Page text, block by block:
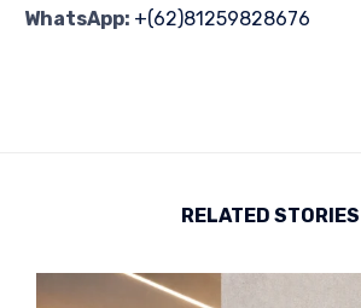
WhatsApp: +(62)81259828676
RELATED STORIES